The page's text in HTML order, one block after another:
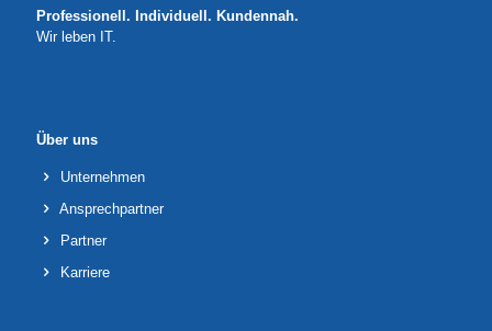
Professionell. Individuell. Kundennah.
Wir leben IT.
Über uns
Unternehmen
Ansprechpartner
Partner
Karriere